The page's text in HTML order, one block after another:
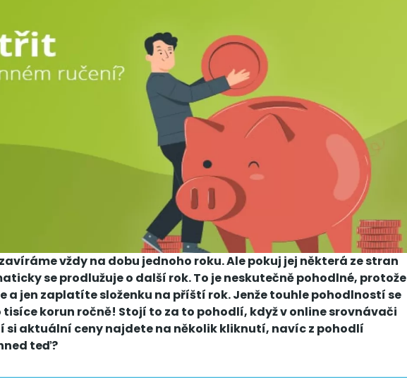
vždy na dobu jednoho roku. Ale pokuj jej některá ze stran
se prodlužuje o další rok. To je neskutečně pohodlné, protože
a jen zaplatíte složenku na příští rok. Jenže touhle pohodlností se
korun ročně! Stojí to za to pohodlí, když v online srovnávači
si aktuální ceny najdete na několik kliknutí, navíc z pohodlí
teď?